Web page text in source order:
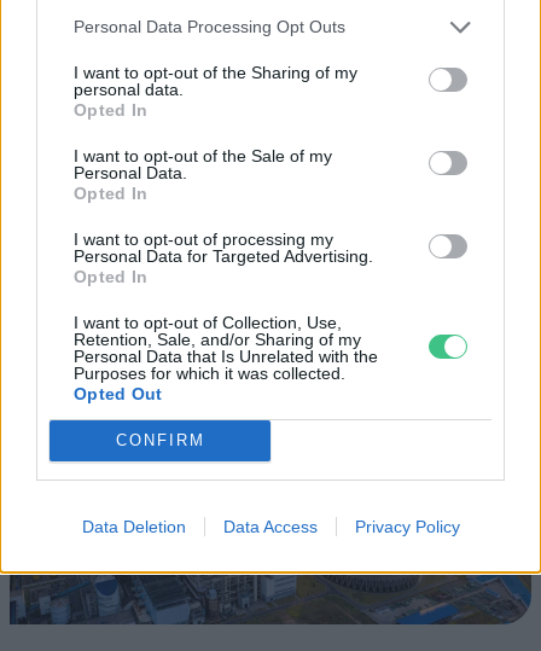
Personal Data Processing Opt Outs
I want to opt-out of the Sharing of my
personal data.
Opted In
I want to opt-out of the Sale of my
Personal Data.
Opted In
I want to opt-out of processing my
Personal Data for Targeted Advertising.
Opted In
I want to opt-out of Collection, Use,
Retention, Sale, and/or Sharing of my
Personal Data that Is Unrelated with the
Purposes for which it was collected.
Opted Out
CONFIRM
Data Deletion Data Access Privacy Policy
Történelmi aszály sújtja Nagy-
Britanniát is
SZEMLE
mekkora a különbség az áradó és a
kiszáradó Duna között
ÉLŐ BOLYGÓNK